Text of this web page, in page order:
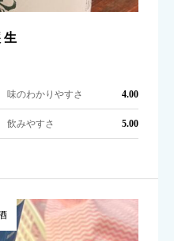
生
味のわかりやすさ 4.00
飲みやすさ 5.00